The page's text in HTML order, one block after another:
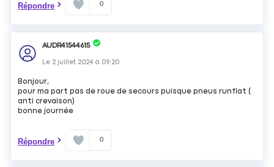
Répondre 0
AUDR41544615
Le 2 juillet 2024 à 09:20
Bonjour,
pour ma part pas de roue de secours puisque pneus runflat (
anti crevaison)
bonne journée
Répondre 0